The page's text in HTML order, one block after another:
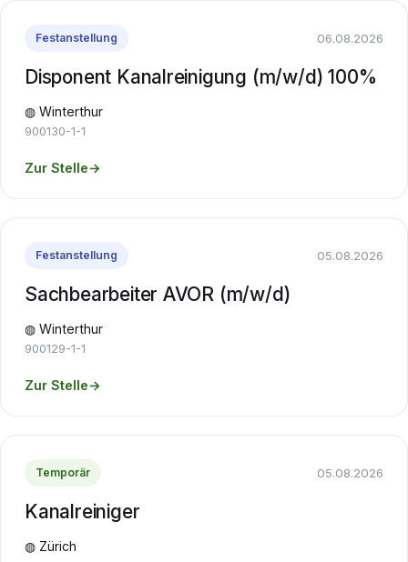
Festanstellung 06.08.2026
Disponent Kanalreinigung (m/w/d) 100%
◍ Winterthur
900130-1-1
Zur Stelle→
Festanstellung 05.08.2026
Sachbearbeiter AVOR (m/w/d)
◍ Winterthur
900129-1-1
Zur Stelle→
Temporär 05.08.2026
Kanalreiniger
◍ Zürich